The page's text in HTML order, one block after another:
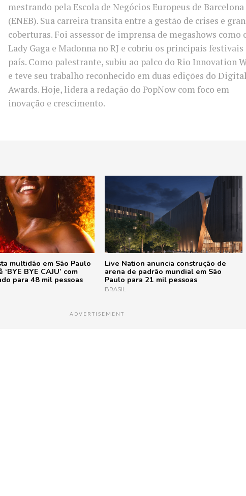
mestrando pela Escola de Negócios Europeus de Barcelona
(ENEB). Sua carreira transita entre a gestão de crises e
coberturas. Foi assessor de imprensa de megashows como
Lady Gaga e Madonna no RJ e cobriu os principais festivais
país. Como palestrante, subiu ao palco do Rio Innovation
e teve seu trabalho reconhecido em duas edições do Digital
Awards. Hoje, lidera a redação do PopNow com foco em
inovação e crescimento.
multidão em São Paulo
BYE CAJU’ com
para 48 mil pessoas
Live Nation anuncia construção de
arena de padrão mundial em São
Paulo para 21 mil pessoas
BRASIL
ADVERTISEMENT